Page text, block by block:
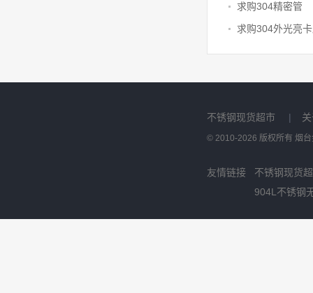
求购304精密管
求购304外光亮
不锈钢现货超市 |
© 2010-2026 版权所有 烟
友情链接
不锈钢现货
904L不锈钢